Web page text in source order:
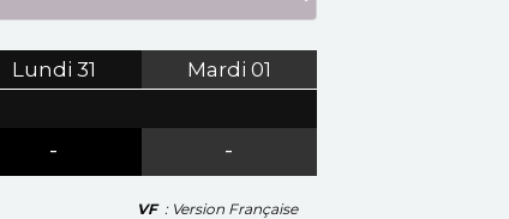
Lundi 31 Mardi 01
- -
VF : Version Française